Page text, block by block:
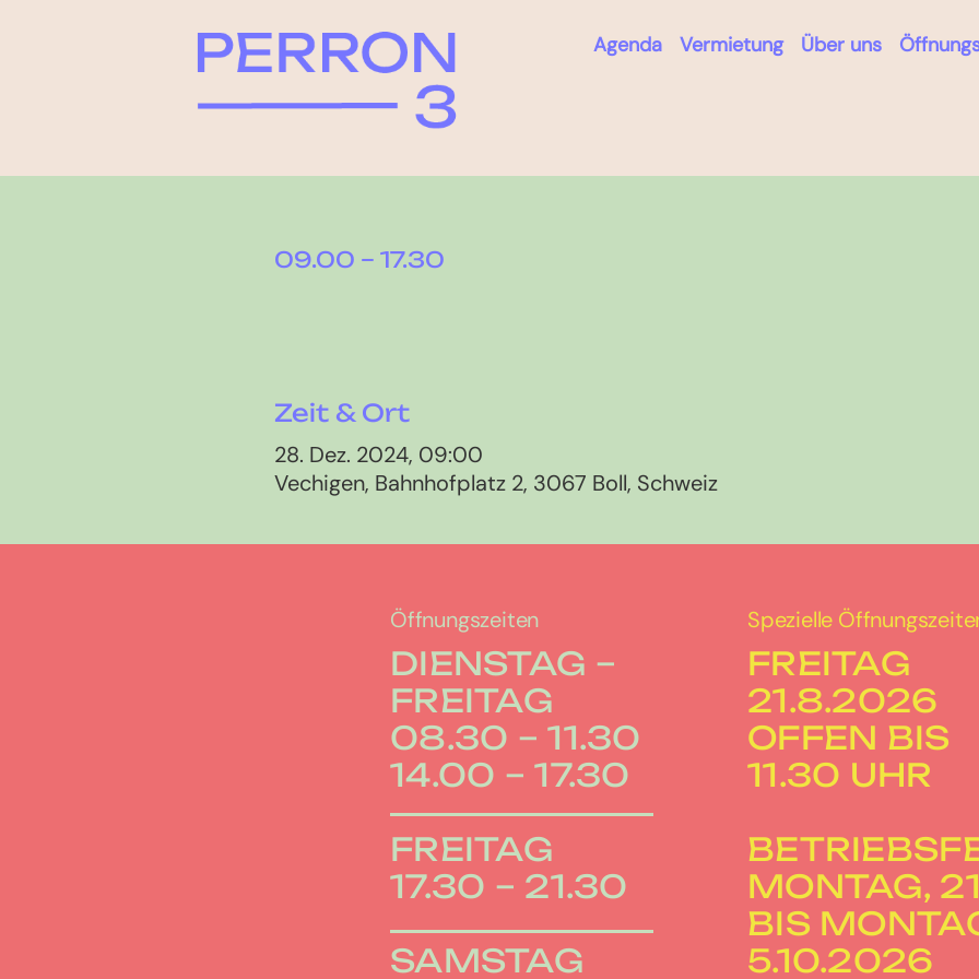
Agenda Vermietung Über uns
09.00 – 17.30
Zeit & Ort
28. Dez. 2024, 09:00
Vechigen, Bahnhofplatz 2, 3067 Boll, Schweiz
Öffnungszeiten Spezielle
DIENSTAG –
FREITAG
08.30 – 11.30
14.00 – 17.30
FREITAG
17.30 – 21.30
SAMSTAG
FREITAG
21.8.2026
OFFEN BIS
11.30 UHR
MONTAG,
BIS
5.10.2026